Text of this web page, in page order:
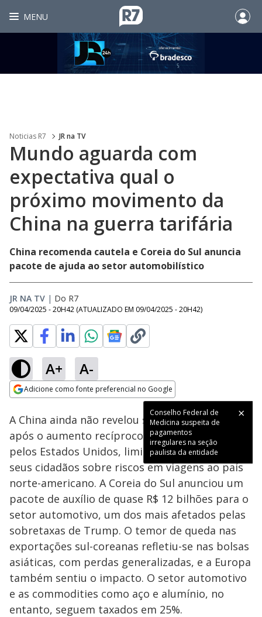
MENU
Noticias R7 JR na TV
Mundo aguarda com
expectativa qual o
próximo movimento da
China na guerra tarifária
China recomenda cautela e Coreia do Sul anuncia
pacote de ajuda ao setor automobilístico
JR NA TV | Do R7
09/04/2025 - 20H42 (ATUALIZADO EM 09/04/2025 - 20H42)
A+ A-
Adicione como fonte preferencial no Google
Conselho Federal de
Medicina suspeita de
pagamentos
irregulares na seção
paulista da entidade
Ativar
Loaded
59.30%
A China ainda não revelou sua próxima medida
após o aumento recíproco de tarifas impostas
pelos Estados Unidos, limitando-se a alertar
seus cidadãos sobre riscos em viagens ao país
norte-americano. A Coreia do Sul anunciou um
pacote de auxílio de quase R$ 12 bilhões para o
setor automotivo, um dos mais afetados pelas
sobretaxas de Trump. O temor de queda nas
exportações sul-coreanas refletiu-se nas bolsas
asiáticas, com perdas generalizadas, e a Europa
também sentiu o impacto. O setor automotivo
e as commodities como aço e alumínio, no
entanto, seguem taxados em 25%.